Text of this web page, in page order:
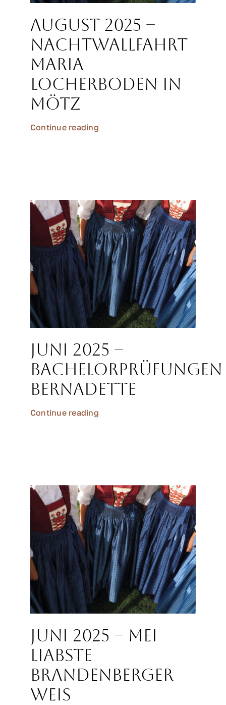
August 2025 –
Nachtwallfahrt
Maria
Locherboden in
Mötz
Continue reading
Juni 2025 –
Bachelorprüfungen
Bernadette
Continue reading
Juni 2025 – Mei
liabste
Brandenberger
Weis